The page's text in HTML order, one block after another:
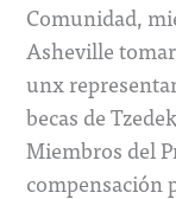
Comunidad,
Asheville
unx
becas de
Miembros del
compensación